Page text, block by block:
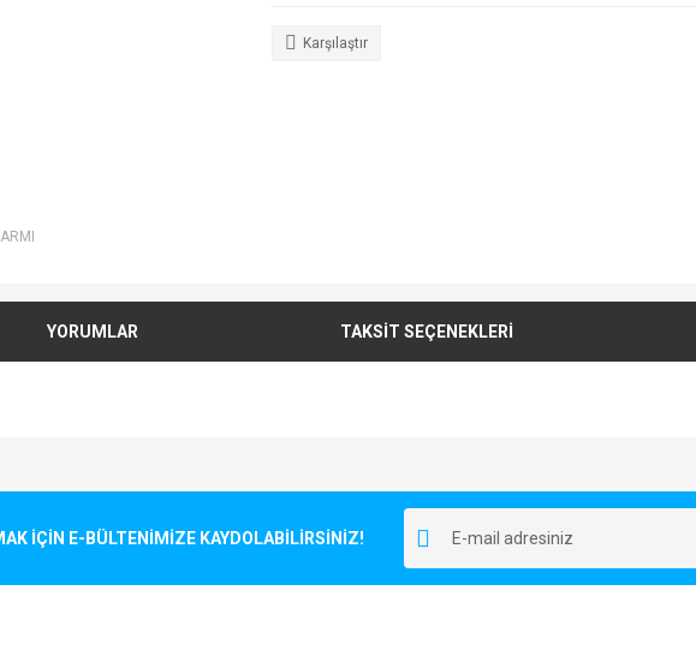
Karşılaştır
YORUMLAR TAKSİT SEÇENEKLERİ
İÇİN E-BÜLTENİMİZE KAYDOLABİLİRSİNİZ!